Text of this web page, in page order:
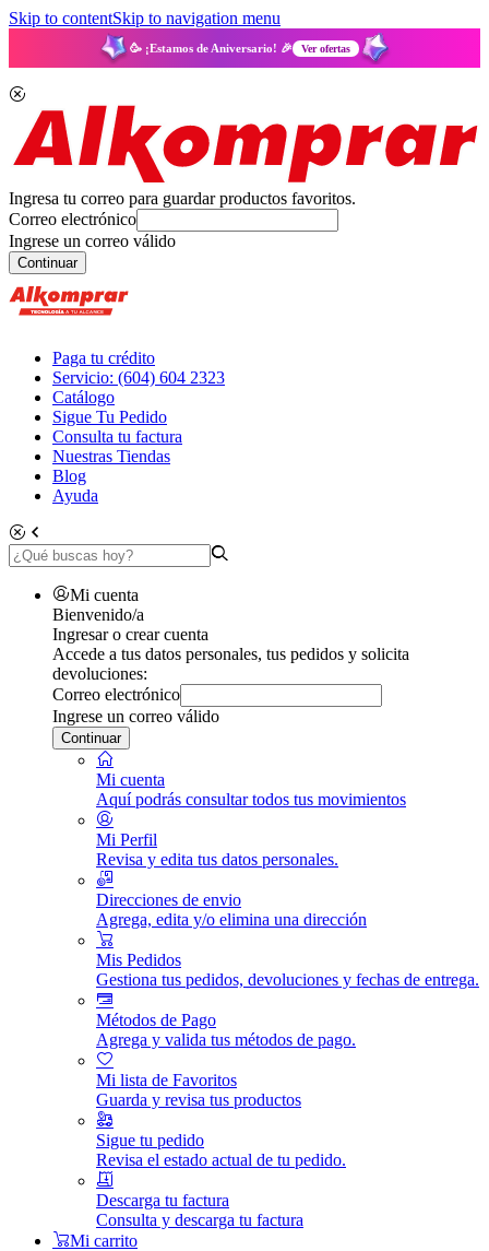
Skip to contentSkip to navigation menu
🥳 ¡Estamos de Aniversario! 🎉 Ver ofertas
Ingresa tu correo para guardar productos favoritos.
Correo electrónico
Ingrese un correo válido
Continuar
Paga tu crédito
Servicio: (604) 604 2323
Catálogo
Sigue Tu Pedido
Consulta tu factura
Nuestras Tiendas
Blog
Ayuda
Mi cuenta
Bienvenido/a
Ingresar o crear cuenta
Accede a tus datos personales, tus pedidos y solicita
devoluciones:
Correo electrónico
Ingrese un correo válido
Continuar
Mi cuenta
Aquí podrás consultar todos tus movimientos
Mi Perfil
Revisa y edita tus datos personales.
Direcciones de envio
Agrega, edita y/o elimina una dirección
Mis Pedidos
Gestiona tus pedidos, devoluciones y fechas de entrega.
Métodos de Pago
Agrega y valida tus métodos de pago.
Mi lista de Favoritos
Guarda y revisa tus productos
Sigue tu pedido
Revisa el estado actual de tu pedido.
Descarga tu factura
Consulta y descarga tu factura
Mi carrito